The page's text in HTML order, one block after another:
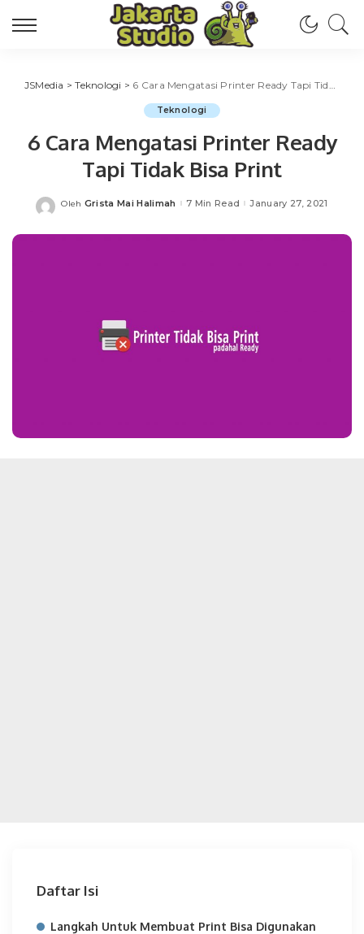
JSMedia >Teknologi > 6 Cara Mengatasi Printer Ready Tapi Tidak Bisa Print
Teknologi
6 Cara Mengatasi Printer Ready
Tapi Tidak Bisa Print
Posted
Oleh Grista Mai Halimah 7 Min Read January 27, 2021
Daftar Isi
Langkah Untuk Membuat Print Bisa Digunakan